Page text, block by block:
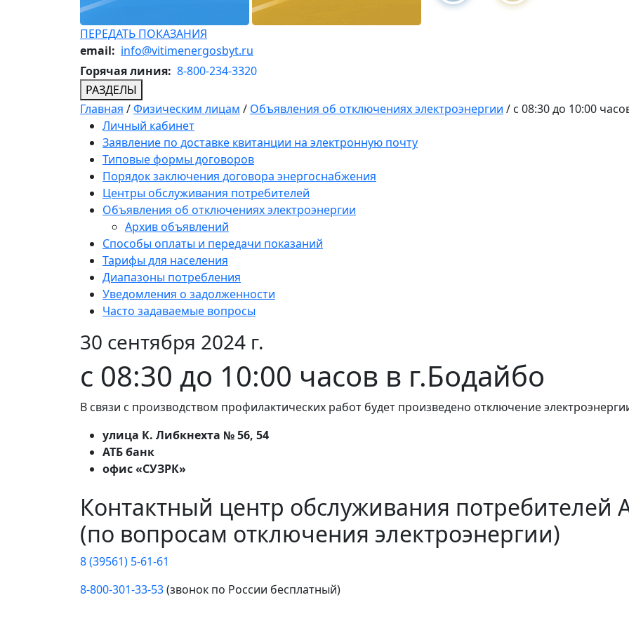
ПЕРЕДАТЬ ПОКАЗАНИЯ
email: info@vitimenergosbyt.ru
Горячая линия: 8-800-234-3320
РАЗДЕЛЫ
Главная /Физическим лицам / Объявления об отключениях электроэнергии / с 08:30 до 10:00
Личный кабинет
Заявление по доставке квитанции на электронную почту
Типовые формы договоров
Порядок заключения договора энергоснабжения
Центры обслуживания потребителей
Объявления об отключениях электроэнергии
Архив объявлений
Способы оплаты и передачи показаний
Тарифы для населения
Диапазоны потребления
Уведомления о задолженности
Часто задаваемые вопросы
30 сентября 2024 г.
с 08:30 до 10:00 часов в г.Бодайбо
В связи с производством профилактических работ будет произведено отключение
улица К. Либкнехта № 56, 54
АТБ банк
офис «СУЗРК»
Контактный центр обслуживания потребителей
(по вопросам отключения электроэнергии)
8 (39561) 5-61-61
8-800-301-33-53(звонок по России бесплатный)